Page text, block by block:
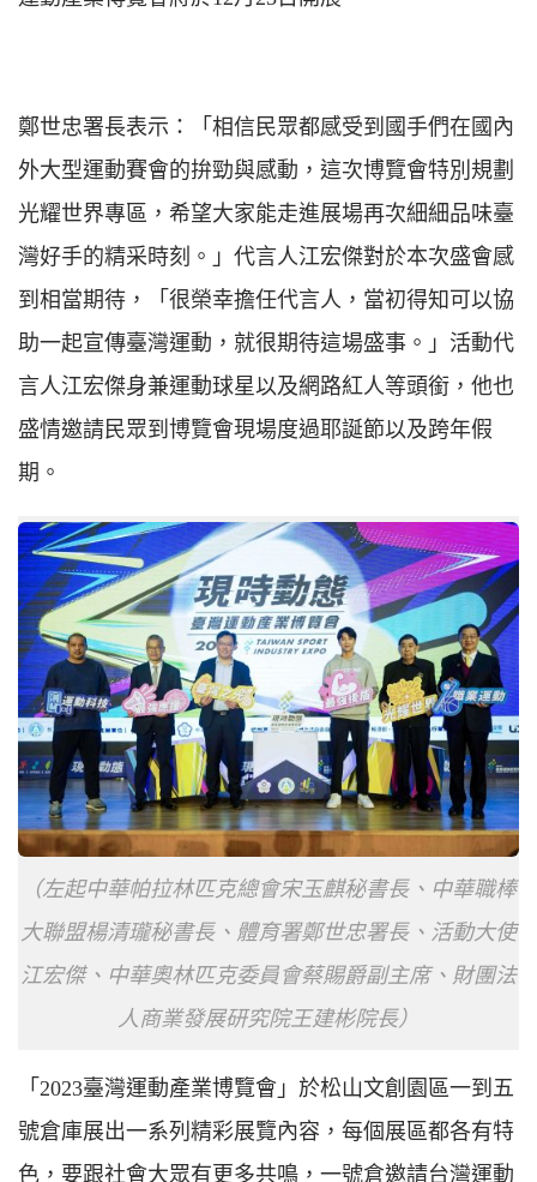
鄭世忠署長表示：「相信民眾都感受到國手們在國內
外大型運動賽會的拚勁與感動，這次博覽會特別規劃
光耀世界專區，希望大家能走進展場再次細細品味臺
灣好手的精采時刻。」代言人江宏傑對於本次盛會感
到相當期待，「很榮幸擔任代言人，當初得知可以協
助一起宣傳臺灣運動，就很期待這場盛事。」活動代
言人江宏傑身兼運動球星以及網路紅人等頭銜，他也
盛情邀請民眾到博覽會現場度過耶誕節以及跨年假
期。
（左起中華帕拉林匹克總會宋玉麒秘書長、中華職棒
大聯盟楊清瓏秘書長、體育署鄭世忠署長、活動大使
江宏傑、中華奧林匹克委員會蔡賜爵副主席、財團法
人商業發展研究院王建彬院長）
「2023臺灣運動產業博覽會」於松山文創園區一到五
號倉庫展出一系列精彩展覽內容，每個展區都各有特
色，要跟社會大眾有更多共鳴，一號倉邀請台灣運動